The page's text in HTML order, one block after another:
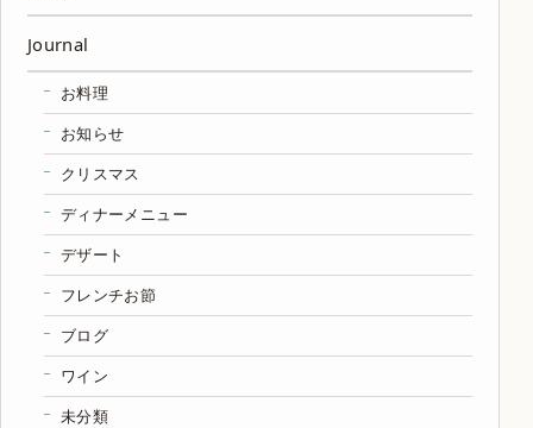
Journal
お料理
お知らせ
クリスマス
ディナーメニュー
デザート
フレンチお節
ブログ
ワイン
未分類